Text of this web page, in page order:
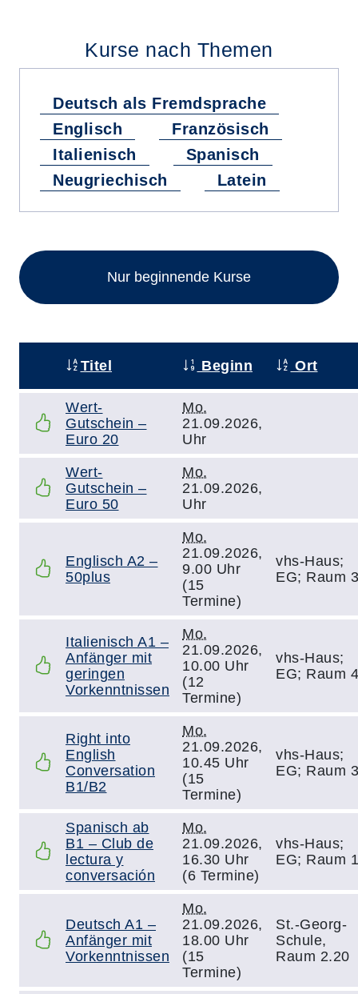
Kurse nach Themen
Deutsch als Fremdsprache
Englisch
Französisch
Italienisch
Spanisch
Neugriechisch
Latein
Nur beginnende Kurse
Titel Beginn Ort
Wert-
Gutschein –
Euro 20
Mo.
21.09.2026,
Uhr
Wert-
Gutschein –
Euro 50
Mo.
21.09.2026,
Uhr
Englisch A2 –
50plus
Mo.
21.09.2026,
9.00 Uhr
(15
Termine)
vhs-Haus;
EG; Raum 3
Italienisch A1 –
Anfänger mit
geringen
Vorkenntnissen
Mo.
21.09.2026,
10.00 Uhr
(12
Termine)
vhs-Haus;
EG; Raum 4
Right into
English
Conversation
B1/B2
Mo.
21.09.2026,
10.45 Uhr
(15
Termine)
vhs-Haus;
EG; Raum 3
Spanisch ab
B1 – Club de
lectura y
conversación
Mo.
21.09.2026,
16.30 Uhr
(6 Termine)
vhs-Haus;
EG; Raum 1
Deutsch A1 –
Anfänger mit
Vorkenntnissen
Mo.
21.09.2026,
18.00 Uhr
(15
Termine)
St.-Georg-
Schule,
Raum 2.20